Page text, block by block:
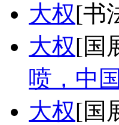
大权[书
大权[国
喷，中
大权[国